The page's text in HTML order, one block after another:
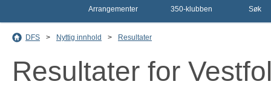
Arrangementer
350-klubben
Søk
DFS > Nyttig innhold > Resultater
Resultater for